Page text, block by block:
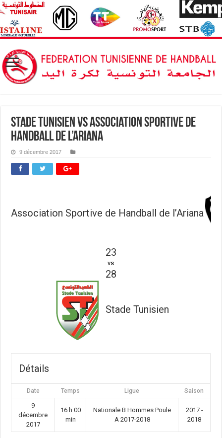
Stade Tunisien vs Association Sportive de
Handball de l’Ariana
9 décembre 2017
Association Sportive de Handball de l’Ariana
23
vs
28
Stade Tunisien
Détails
Date Temps Ligue Saison
9
décembre
2017
16 h 00
min
Nationale B Hommes Poule
A 2017-2018
2017 -
2018